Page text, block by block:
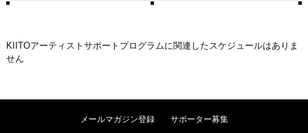
KIITOアーティストサポートプログラムに関連したスケジュールはありま
せん
メールマガジン登録 サポーター募集